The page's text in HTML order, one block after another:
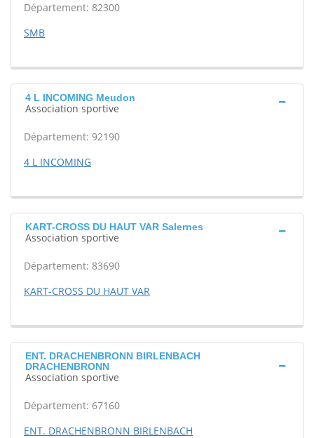
Département: 82300
SMB
4 L INCOMING Meudon
Association sportive
Département: 92190
4 L INCOMING
KART-CROSS DU HAUT VAR Salernes
Association sportive
Département: 83690
KART-CROSS DU HAUT VAR
ENT. DRACHENBRONN BIRLENBACH
DRACHENBRONN
Association sportive
Département: 67160
ENT. DRACHENBRONN BIRLENBACH